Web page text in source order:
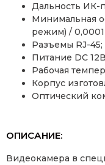
Дальность ИК-
Минимальная
режим) /
Разъемы RJ-45;
Питание DC
Рабочая
Корпус
Оптический
ОПИСАНИЕ:
Видеокамера в